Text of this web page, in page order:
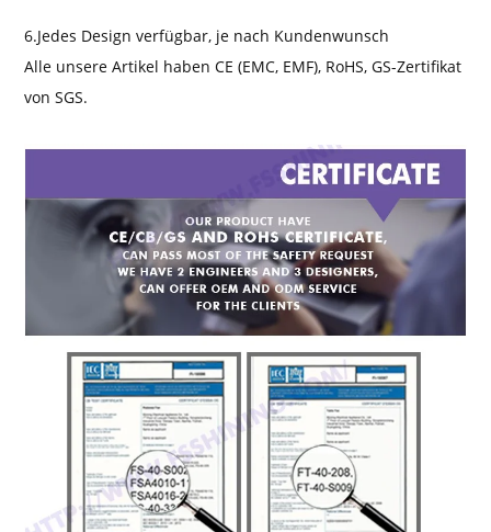
6.Jedes Design verfügbar, je nach Kundenwunsch
Alle unsere Artikel haben CE (EMC, EMF), RoHS, GS-Zertifikat
von SGS.